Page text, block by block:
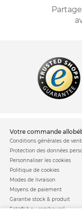
votre commande
Conditions générales de
Protection des données
Personnaliser les cookies
Politique de cookies
Modes de livraison
Moyens de paiement
Garantie stock & produit
Satisfait ou remboursé